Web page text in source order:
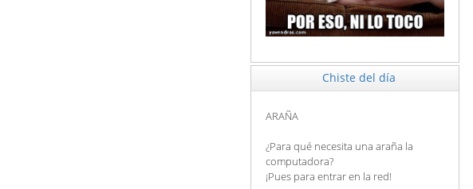
Chiste del día
ARAÑA
¿Para qué necesita una araña la
computadora?
¡Pues para entrar en la red!